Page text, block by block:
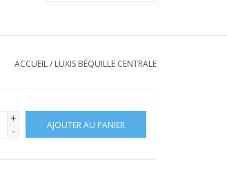
ACCUEIL/ LUXIS BÉQUILLE CENTRALE
+
-
AJOUTER AU PANIER